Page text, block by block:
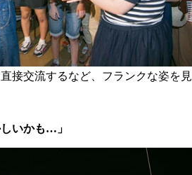
接交流するなど、フランクな姿を見
いかも…」